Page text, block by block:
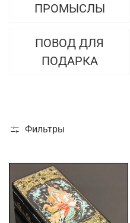
ПРОМЫСЛЫ
ПОВОД ДЛЯ
ПОДАРКА
Фильтры